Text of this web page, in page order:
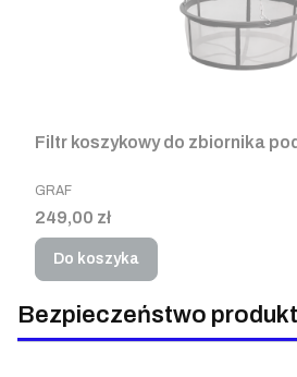
Filtr koszykowy do zbiornika
PRODUCENT
GRAF
Cena
249,00 zł
Do koszyka
Bezpieczeństwo